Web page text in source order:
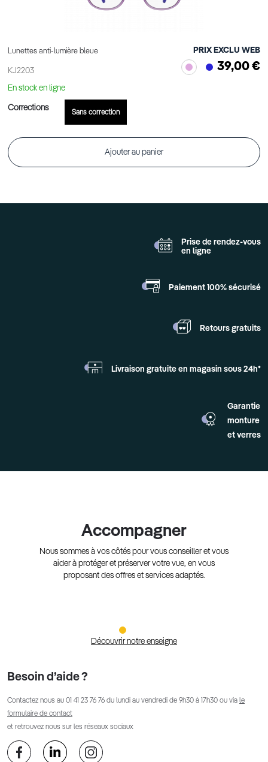
Lunettes anti-lumière bleue
KJ2203
PRIX EXCLU WEB
39,00 €
En stock en ligne
Corrections
Sans correction
Ajouter au panier
Prise de rendez-vous
en ligne
Paiement 100% sécurisé
Retours gratuits
Livraison gratuite en magasin sous 24h*
Garantie
monture
et verres
Accompagner
Nous sommes à vos côtés pour vous conseiller et vous
aider à protéger et préserver votre vue, en vous
proposant des offres et services adaptés.
Découvrir notre enseigne
Besoin d’aide ?
Contactez nous au 01 41 23 76 76 du lundi au vendredi de 9h30 à 17h30 ou via le
formulaire de contact
et retrouvez nous sur les réseaux sociaux